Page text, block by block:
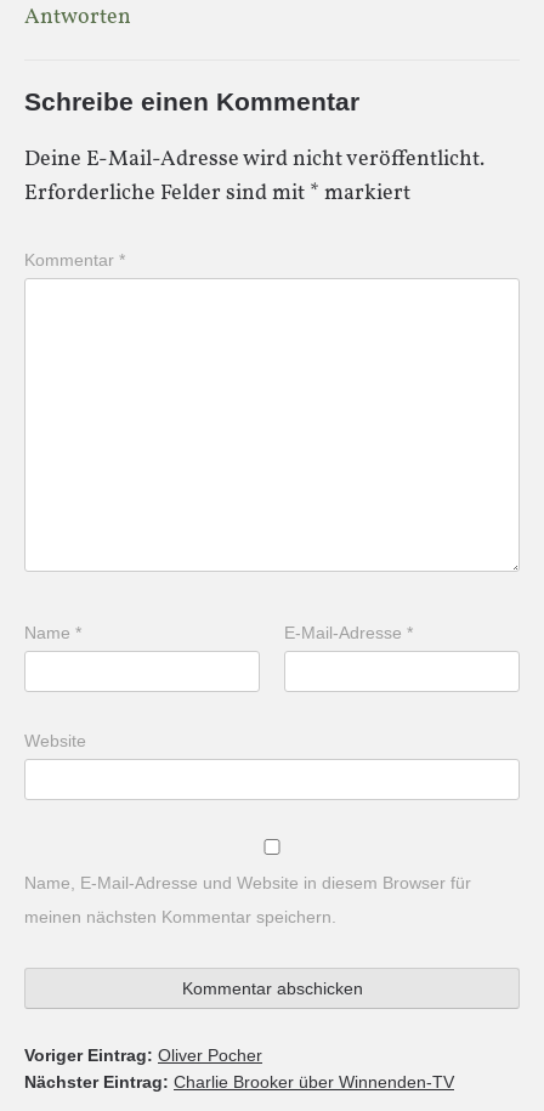
Antworten
Schreibe einen Kommentar
Deine E-Mail-Adresse wird nicht veröffentlicht.
Erforderliche Felder sind mit * markiert
Kommentar *
Name * E-Mail-Adresse*
Website
Name, E-Mail-Adresse und Website in diesem Browser für
meinen nächsten Kommentar speichern.
Voriger Eintrag: Oliver Pocher
Nächster Eintrag: Charlie Brooker über Winnenden-TV